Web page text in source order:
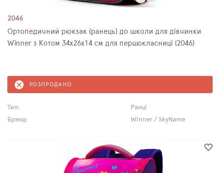
2046
Ортопедичний рюкзак (ранець) до школи для дівчинки
Winner з Котом 34х26х14 см для першокласниці (2046)
РОЗПРОДАНО
Тип:
Ранці
Бренд:
Winner / SkyName